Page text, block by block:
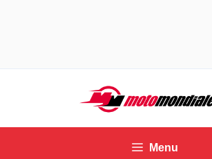
contenuto
Menu